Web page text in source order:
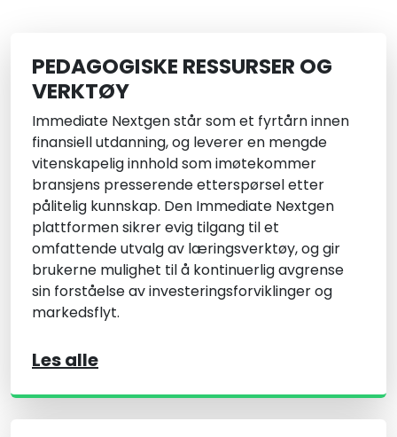
PEDAGOGISKE RESSURSER OG
VERKTØY
Immediate Nextgen står som et fyrtårn innen
finansiell utdanning, og leverer en mengde
vitenskapelig innhold som imøtekommer
bransjens presserende etterspørsel etter
pålitelig kunnskap. Den Immediate Nextgen
plattformen sikrer evig tilgang til et
omfattende utvalg av læringsverktøy, og gir
brukerne mulighet til å kontinuerlig avgrense
sin forståelse av investeringsforviklinger og
markedsflyt.
Les alle